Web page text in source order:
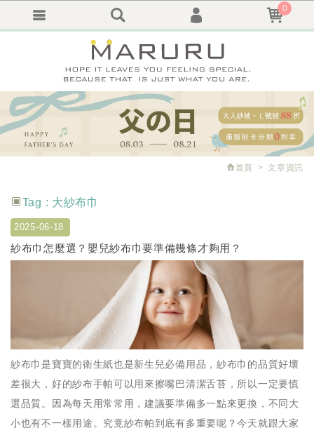
首頁 文章資訊
Tag : 大紗布巾
2025-06-18
紗布巾怎麼選？嬰兒紗布巾要準備幾條才夠用？
紗布巾是寶寶的衛生紙也是新生兒必備用品，紗布巾的品質好壞
差很大，好的紗布手帕可以用來擦嘴巴清潔舌苔，所以一定要慎
選品質。因為每天用常常用，建議要準備多一點來更換，不同大
小也有不一樣用途。究竟紗布帕到底有多重要呢？今天就跟大家
0
會員登入
會員註冊
忘記密碼
訂單查詢
追蹤清單
繁體中文